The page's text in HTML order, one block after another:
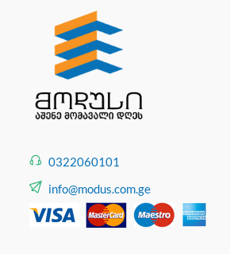
0322060101
info@modus.com.ge